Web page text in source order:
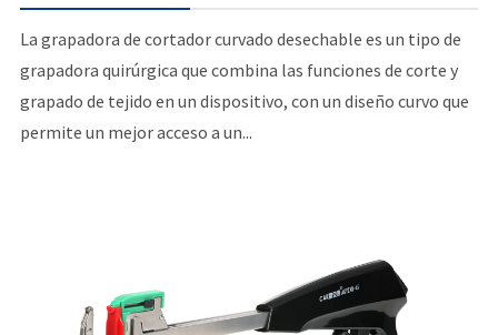
La grapadora de cortador curvado desechable es un tipo de
grapadora quirúrgica que combina las funciones de corte y
grapado de tejido en un dispositivo, con un diseño curvo que
permite un mejor acceso a un...